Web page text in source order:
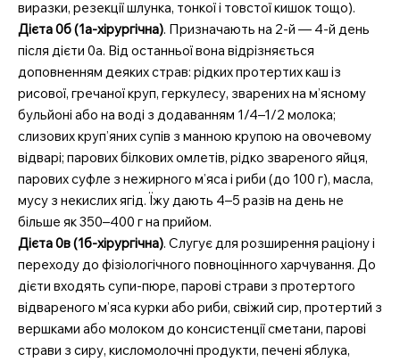
виразки, резекції шлунка, тонкої і товстої кишок тощо).
Дієта 0б (1а-хірургічна). Призначають на 2-й — 4-й день
після дієти 0а. Від останньої вона відрізняється
доповненням деяких страв: рідких протертих каш із
рисової, гречаної круп, геркулесу, зварених на м’ясному
бульйоні або на воді з додаванням 1/4–1/2 молока;
слизових круп’яних супів з манною крупою на овочевому
відварі; парових білкових омлетів, рідко звареного яйця,
парових суфле з нежирного м’яса і риби (до 100 г), масла,
мусу з некислих ягід. Їжу дають 4–5 разів на день не
більше як 350–400 г на прийом.
Дієта 0в (1б-хірургічна). Слугує для розширення раціону і
переходу до фізіологічного повноцінного харчування. До
дієти входять супи-пюре, парові страви з протертого
відвареного м’яса курки або риби, свіжий сир, протертий з
вершками або молоком до консистенції сметани, парові
страви з сиру, кисломолочні продукти, печені яблука,